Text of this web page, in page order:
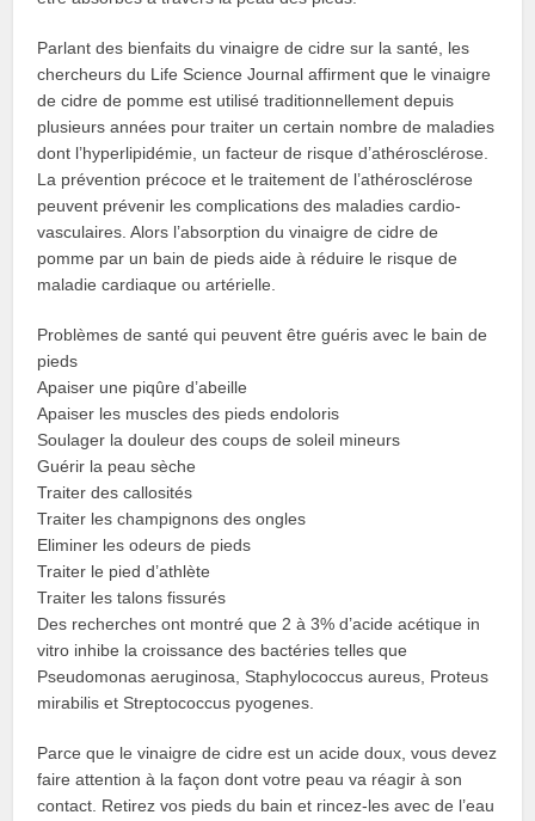
Parlant des bienfaits du vinaigre de cidre sur la santé, les
chercheurs du Life Science Journal affirment que le vinaigre
de cidre de pomme est utilisé traditionnellement depuis
plusieurs années pour traiter un certain nombre de maladies
dont l’hyperlipidémie, un facteur de risque d’athérosclérose.
La prévention précoce et le traitement de l’athérosclérose
peuvent prévenir les complications des maladies cardio-
vasculaires. Alors l’absorption du vinaigre de cidre de
pomme par un bain de pieds aide à réduire le risque de
maladie cardiaque ou artérielle.
Problèmes de santé qui peuvent être guéris avec le bain de
pieds
Apaiser une piqûre d’abeille
Apaiser les muscles des pieds endoloris
Soulager la douleur des coups de soleil mineurs
Guérir la peau sèche
Traiter des callosités
Traiter les champignons des ongles
Eliminer les odeurs de pieds
Traiter le pied d’athlète
Traiter les talons fissurés
Des recherches ont montré que 2 à 3% d’acide acétique in
vitro inhibe la croissance des bactéries telles que
Pseudomonas aeruginosa, Staphylococcus aureus, Proteus
mirabilis et Streptococcus pyogenes.
Parce que le vinaigre de cidre est un acide doux, vous devez
faire attention à la façon dont votre peau va réagir à son
contact. Retirez vos pieds du bain et rincez-les avec de l’eau